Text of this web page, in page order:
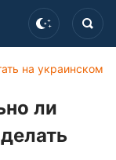
на украинском
ли